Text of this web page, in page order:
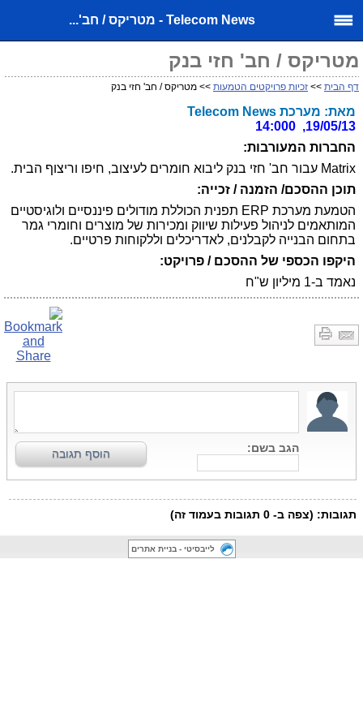
Telecom News - מטריקס / חב'...
מטריקס / חב' חזי בנק
דף הבית >> זכיות פרויקטים הטמעות >> מטריקס / חב' חזי בנק
מאת: מערכת Telecom News
19/05/13, 14:000
החברות המעורבות:
Matrix עבור חב' חזי בנק ליבוא חומרים לעיצוב, חיפו וריצוף הבית.
תוכן ההסכם/ הזמנה / זכייה:
הטמעת מערכת ERP תפנית הכוללת מודולים פיננסיים ולוגיסטיים
המותאמים לניהול פעילות שיווק ומכירות של מוצרים וחומרי גמר
בתחום הבנייה לקבלנים, לאדריכלים וללקוחות פרטיים.
היקפו הכספי של ההסכם / פרויקט:
נאמד ב-1 מיליון ש"ח
לייבסיטי - בניית אתרים